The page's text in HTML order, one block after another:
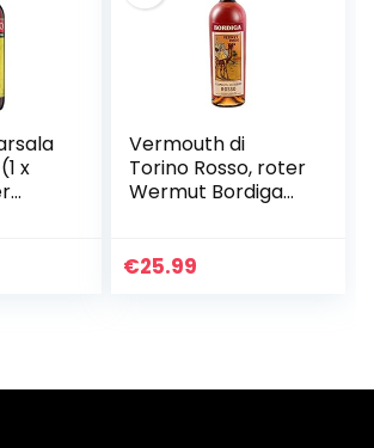
x
Vermouth di
Torino Rosso, roter
Wermut Bordiga
€25.99